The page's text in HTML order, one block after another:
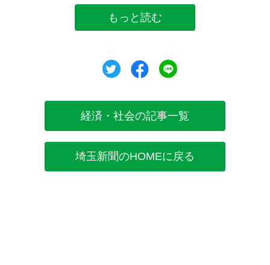
もっと読む
ツイートシェア
経済・社会の記事一覧
埼玉新聞のHOMEに戻る